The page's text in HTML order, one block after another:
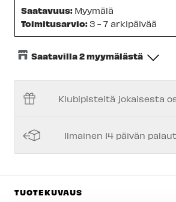
Saatavuus: Myymälä
Toimitusarvio:3 - 7 arkipäivää
Saatavilla 2 myymälästä
Keskusvarasto-Tilapäisesti
Espoon Myymälä-Tilapäisesti
Joensuun myymälä
Klubipisteitä jokaisesta
Ilmainen 14 päivän
TUOTEKUVAUS